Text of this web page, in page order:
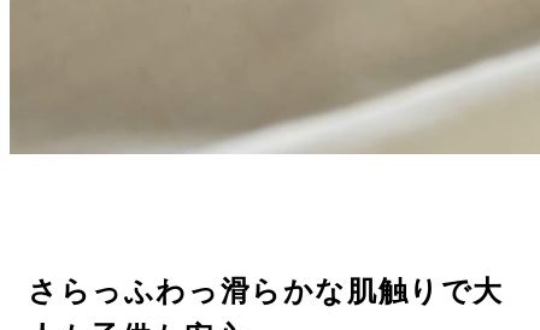
さらっふわっ滑らかな肌触りで大